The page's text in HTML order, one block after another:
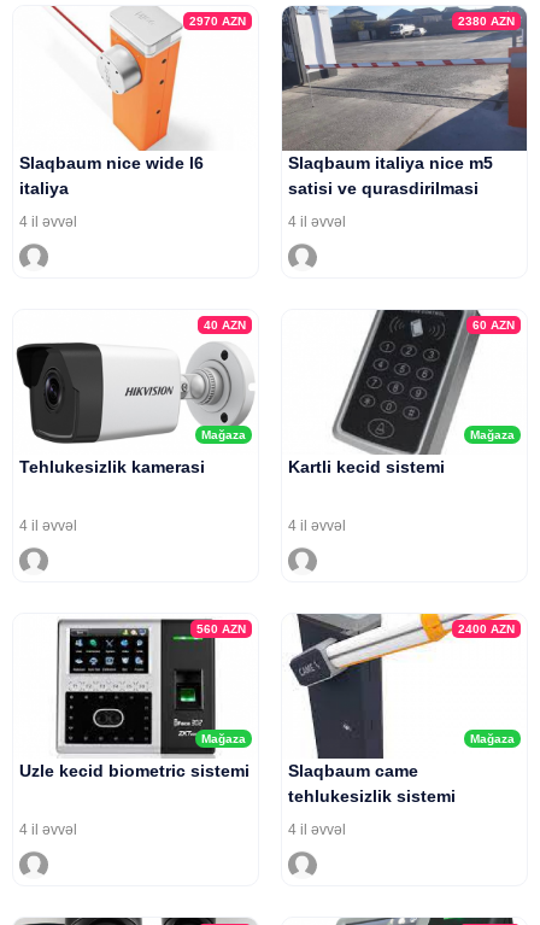
2970AZN
Slaqbaum nice wide l6
italiya
4 il əvvəl
2380 AZN
Slaqbaum italiya nice m5
satisi ve qurasdirilmasi
4 il əvvəl
Mağaza
40AZN
Tehlukesizlik kamerasi
4 il əvvəl
Mağaza
60 AZN
Kartli kecid sistemi
4 il əvvəl
Mağaza
560AZN
Uzle kecid biometric sistemi
4 il əvvəl
Mağaza
2400 AZN
Slaqbaum came
tehlukesizlik sistemi
4 il əvvəl